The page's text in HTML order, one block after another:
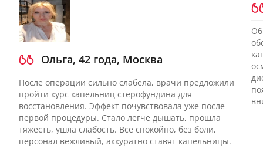
Ольга, 42 года, Москва
После операции сильно слабела, врачи предложили
пройти курс капельниц стерофундина для
восстановления. Эффект почувствовала уже после
первой процедуры. Стало легче дышать, прошла
тяжесть, ушла слабость. Все спокойно, без боли,
персонал вежливый, аккуратно ставят капельницы.